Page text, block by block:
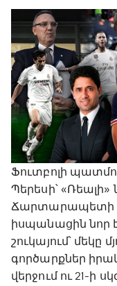
Ֆուտբոլի
Պերեսի՝
Ճարտարապետի
իսպանացին նոր
շուկայում՝ մեկը
գործարքներ
վերջում ու 21-ի